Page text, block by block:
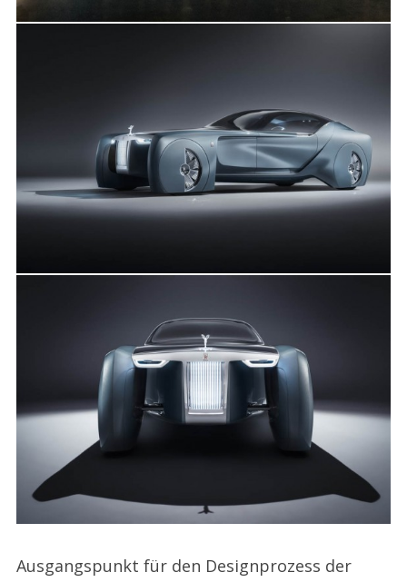
Ausgangspunkt für den Designprozess der